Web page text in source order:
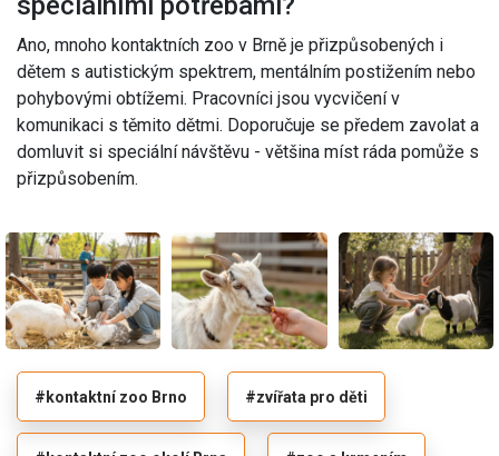
Ano, mnoho kontaktních zoo v Brně je přizpůsobených i
dětem s autistickým spektrem, mentálním postižením nebo
pohybovými obtížemi. Pracovníci jsou vycvičení v
komunikaci s těmito dětmi. Doporučuje se předem zavolat a
domluvit si speciální návštěvu - většina míst ráda pomůže s
přizpůsobením.
#kontaktní zoo Brno #zvířata pro děti